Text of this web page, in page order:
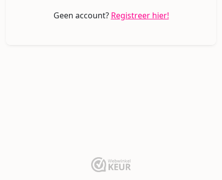
Geen account? Registreer hier!